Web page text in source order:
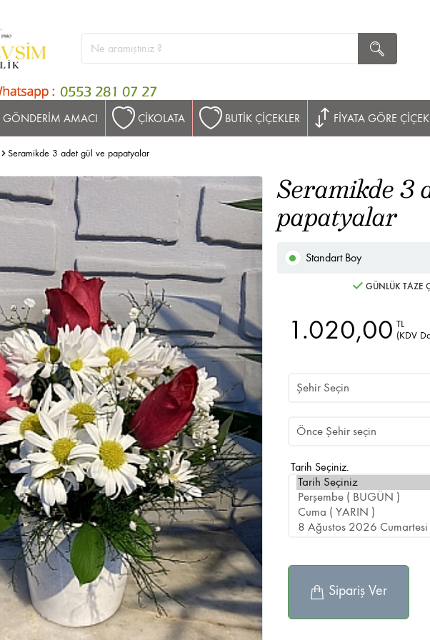
GÖNDERİM AMACI ÇİKOLATA BUTİK ÇİÇEKLER FİYATA GÖRE
Seramikde 3 adet gül ve papatyalar
Seramikde 3
papatyalar
Standart Boy
GÜNLÜK TAZE
1.020,00 TL
(KDV
Tarih Seçiniz.
Sipariş Ver